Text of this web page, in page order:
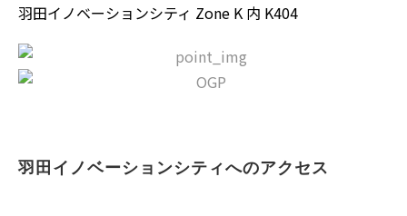
羽田イノベーションシティ Zone K 内 K404
羽田イノベーションシティへのアクセス